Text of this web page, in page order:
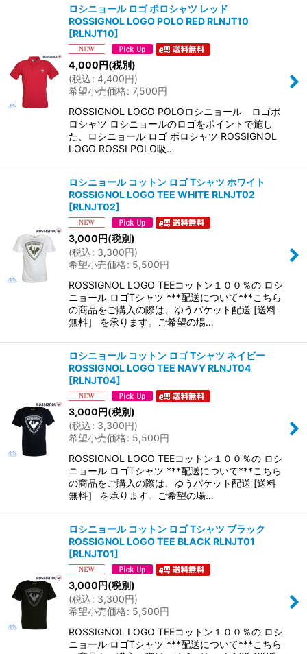
ロシニョール ロゴ ポロシャツ レッド
ROSSIGNOL LOGO POLO RED RLNJT10
[RLNJT10]
4,000円(税別)
(税込: 4,400円)
希望小売価格: 7,500円
ROSSIGNOL LOGO POLOロシニョール ロゴポ
ロシャツ ロシニョールのロゴをポイントで施し
た、ロシニョール ロゴ ポロシャツ ROSSIGNOL
LOGO ROSSI POLO吸…
ロシニョール コットン ロゴ Tシャツ ホワイト
ROSSIGNOL LOGO TEE WHITE RLNJT02
[RLNJT02]
3,000円(税別)
(税込: 3,300円)
希望小売価格: 5,500円
ROSSIGNOL LOGO TEEコットン１００％の ロシ
ニョール ロゴTシャツ ***配送について***こちら
の商品をご購入の際は、ゆうパケット配送 [送料
無料］ を承ります。ご希望の場…
ロシニョール コットン ロゴ Tシャツ ネイビー
ROSSIGNOL LOGO TEE NAVY RLNJT04
[RLNJT04]
3,000円(税別)
(税込: 3,300円)
希望小売価格: 5,500円
ROSSIGNOL LOGO TEEコットン１００％の ロシ
ニョール ロゴTシャツ ***配送について***こちら
の商品をご購入の際は、ゆうパケット配送 [送料
無料］ を承ります。ご希望の場…
ロシニョール コットン ロゴ Tシャツ ブラック
ROSSIGNOL LOGO TEE BLACK RLNJT01
[RLNJT01]
3,000円(税別)
(税込: 3,300円)
希望小売価格: 5,500円
ROSSIGNOL LOGO TEEコットン１００％の ロシ
ニョール ロゴTシャツ ***配送について***こちら